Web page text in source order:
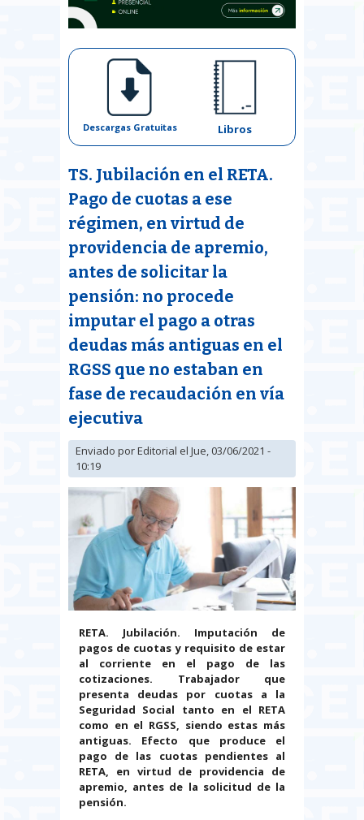
Descargas Gratuitas Libros
TS. Jubilación en el RETA.
Pago de cuotas a ese
régimen, en virtud de
providencia de apremio,
antes de solicitar la
pensión: no procede
imputar el pago a otras
deudas más antiguas en el
RGSS que no estaban en
fase de recaudación en vía
ejecutiva
Enviado porEditorial el Jue, 03/06/2021 -
10:19
RETA. Jubilación. Imputación de
pagos de cuotas y requisito de estar
al corriente en el pago de las
cotizaciones.
Trabajador que
presenta deudas por cuotas a la
Seguridad Social tanto en el RETA
como en el RGSS, siendo estas más
antiguas. Efecto que produce el
pago de las cuotas pendientes al
RETA, en virtud de providencia de
apremio, antes de la solicitud de la
pensión.